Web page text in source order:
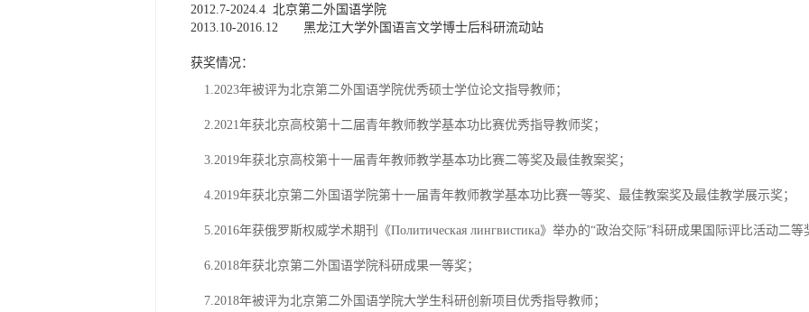
2012.7-2024.4 北京第二外国语学院
2013.10-2016.12 黑龙江大学外国语言文学博士后科研流动站
获奖情况：
1.2023年被评为北京第二外国语学院优秀硕士学位论文指导教师 ；
2.2021年获北京高校第十二届青年教师教学基本功比赛优秀指导教师奖；
3.2019年获北京高校第十一届青年教师教学基本功比赛二等奖及最佳教案奖；
4.2019年获北京第二外国语学院第十一届青年教师教学基本功比赛一等奖、最佳教案奖及最佳教学展示奖；
5.2016年获俄罗斯权威学术期刊《Политическая лингвистика》举办的“政治交际”科研成果国际评比活动二等
6.2018年获北京第二外国语学院科研成果一等奖；
7.2018年被评为北京第二外国语学院大学生科研创新项目优秀指导教师；